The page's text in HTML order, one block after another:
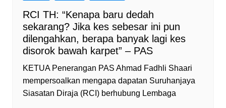
RCI TH: “Kenapa baru dedah
sekarang? Jika kes sebesar ini pun
dilengahkan, berapa banyak lagi kes
disorok bawah karpet” – PAS
KETUA Penerangan PAS Ahmad Fadhli Shaari
mempersoalkan mengapa dapatan Suruhanjaya
Siasatan Diraja (RCI) berhubung Lembaga